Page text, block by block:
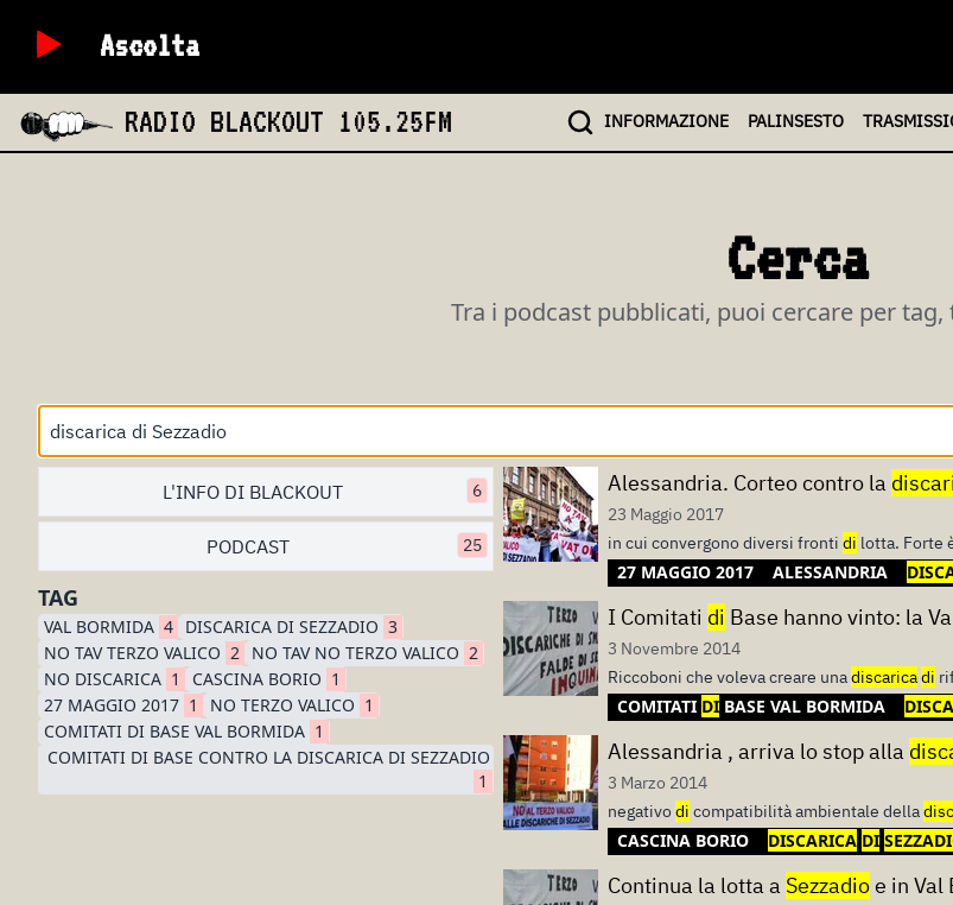
Ascolta
RADIO BLACKOUT 105.25FM INFORMAZIONE PALINSESTO
Cerca
Tra i podcast pubblicati, puoi cercare per
L'INFO DI BLACKOUT 6
PODCAST 25
TAG
VAL BORMIDA 4 DISCARICA DI SEZZADIO 3
NO TAV TERZO VALICO 2 NO TAV NO TERZO VALICO 2
NO DISCARICA 1 CASCINA BORIO 1
27 MAGGIO 2017 1 NO TERZO VALICO 1
COMITATI DI BASE VAL BORMIDA 1
COMITATI DI BASE CONTRO LA DISCARICA DI SEZZADIO
1
Alessandria. Corteo contro la
23 Maggio 2017
in cui convergono diversi fronti di lotta. Forte
27 MAGGIO 2017 ALESSANDRIA
I Comitati di Base hanno vinto: la
3 Novembre 2014
Riccoboni che voleva creare unadiscaricadi
COMITATI DI BASE VAL BORMIDA
Alessandria , arriva lo stop alla
3 Marzo 2014
negativodi compatibilità ambientale della
CASCINA BORIO DISCARICA DI
Continua la lotta a Sezzadioe in Val